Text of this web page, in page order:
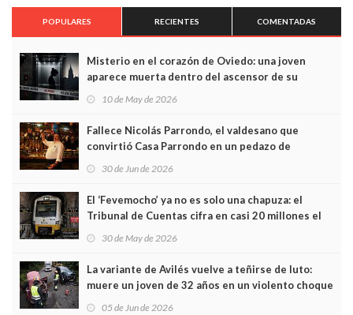
POPULARES RECIENTES COMENTADAS
Misterio en el corazón de Oviedo: una joven
aparece muerta dentro del ascensor de su
edificio y las cámaras captan sus últimos minutos
10 de May de 2026
Fallece Nicolás Parrondo, el valdesano que
convirtió Casa Parrondo en un pedazo de
Asturias en Madrid
30 de Jun de 2026
El ‘Fevemocho’ ya no es solo una chapuza: el
Tribunal de Cuentas cifra en casi 20 millones el
sobrecoste de los trenes que no cabían por los
30 de May de 2026
La variante de Avilés vuelve a teñirse de luto:
muere un joven de 32 años en un violento choque
frontal
05 de Jun de 2026